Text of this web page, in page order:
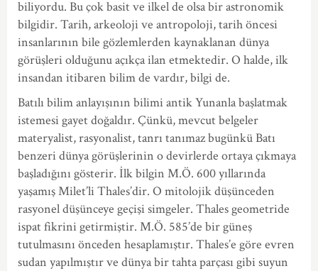
biliyordu. Bu çok basit ve ilkel de olsa bir astronomik
bilgidir. Tarih, arkeoloji ve antropoloji, tarih öncesi
insanlarının bile gözlemlerden kaynaklanan dünya
görüşleri olduğunu açıkça ilan etmektedir. O halde, ilk
insandan itibaren bilim de vardır, bilgi de.
Batılı bilim anlayışının bilimi antik Yunanla başlatmak
istemesi gayet doğaldır. Çünkü, mevcut belgeler
materyalist, rasyonalist, tanrı tanımaz bugünkü Batı
benzeri dünya görüşlerinin o devirlerde ortaya çıkmaya
başladığını gösterir. İlk bilgin M.Ö. 600 yıllarında
yaşamış Milet’li Thales’dir. O mitolojik düşünceden
rasyonel düşünceye geçişi simgeler. Thales geometride
ispat fikrini getirmiştir. M.Ö. 585’de bir güneş
tutulmasını önceden hesaplamıştır. Thales’e göre evren
sudan yapılmıştır ve dünya bir tahta parçası gibi suyun